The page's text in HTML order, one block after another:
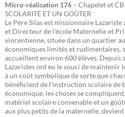
Micro-réalisation 176 – Chapelet et
SCOLARITÉ ET UN GOÛTER
Le Père Silas est missionnaire
et Directeur de l’école Maternelle et
vincentienne, située dans un quartier
économiques limités et rudimentaires,
accueillent environ 600 élèves. Depuis
Lazaristes ont eu le souci de maintenir
à un coût symbolique de sorte que
bénéficient de l’instruction scolaire de
économique, les choses se
matériel scolaire convenable et un
aux plus petits de la maternelle,